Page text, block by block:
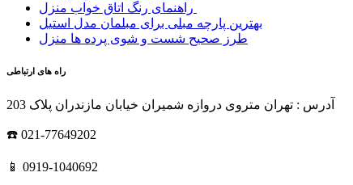
بهترین پارچه مبلی برای مبلمان مدل استیل
طرز صحیح شست و شوی پرده ها منزل
راه های ارتباطی
آدرس : تهران متروی دروازه شمیران خیابان مازندران پلاک 203
☎️ 021-77649202
📱 0919-1040692